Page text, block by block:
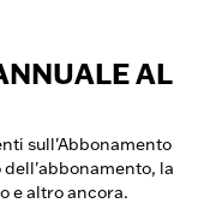
AL
sull'Abbonamento
dell'abbonamento, la
e altro ancora.